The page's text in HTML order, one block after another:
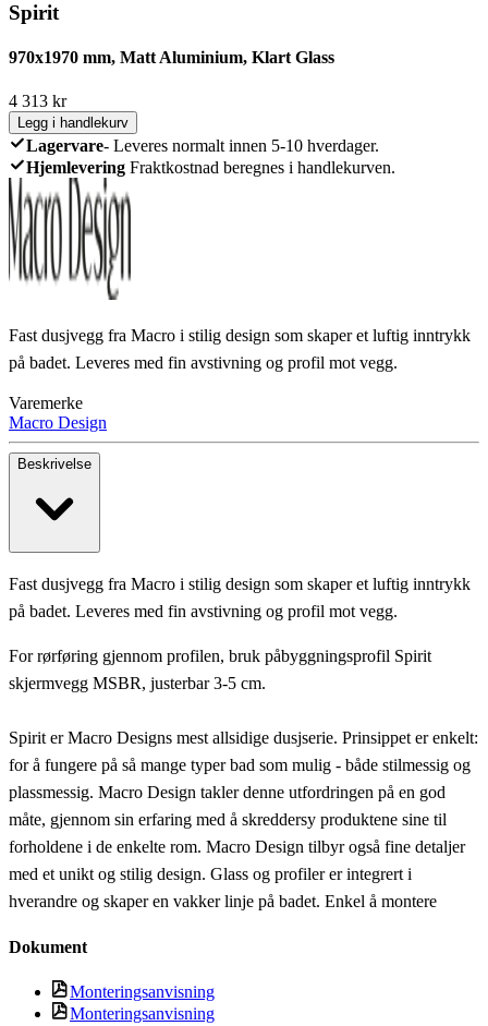
Spirit
970x1970 mm, Matt Aluminium, Klart Glass
4 313 kr
Legg i handlekurv
Lagervare- Leveres normalt innen 5-10 hverdager.
Hjemlevering Fraktkostnad beregnes i handlekurven.
Fast dusjvegg fra Macro i stilig design som skaper et luftig inntrykk
på badet. Leveres med fin avstivning og profil mot vegg.
Varemerke
Macro Design
Beskrivelse
Fast dusjvegg fra Macro i stilig design som skaper et luftig inntrykk
på badet. Leveres med fin avstivning og profil mot vegg.
For rørføring gjennom profilen, bruk påbyggningsprofil Spirit
skjermvegg MSBR, justerbar 3-5 cm.
Spirit er Macro Designs mest allsidige dusjserie. Prinsippet er enkelt:
for å fungere på så mange typer bad som mulig - både stilmessig og
plassmessig. Macro Design takler denne utfordringen på en god
måte, gjennom sin erfaring med å skreddersy produktene sine til
forholdene i de enkelte rom. Macro Design tilbyr også fine detaljer
med et unikt og stilig design. Glass og profiler er integrert i
hverandre og skaper en vakker linje på badet. Enkel å montere
Dokument
Monteringsanvisning
Monteringsanvisning